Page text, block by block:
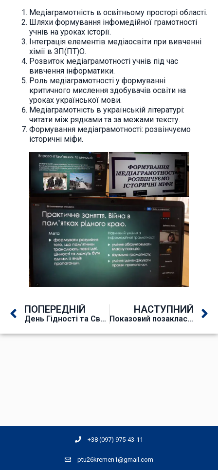
Медіаграмотність в освітньому просторі області.
Шляхи формування інфомедійної грамотності
учнів на уроках історії.
Інтеграція елементів медіаосвіти при вивченні
хімії в ЗП(ПТ)О.
Розвиток медіаграмотності учнів під час
вивчення інформатики.
Роль медіаграмотності у формуванні
критичного мислення здобувачів освіти на
уроках української мови.
Медіаграмотність в українській літературі:
читати між рядками та за межами тексту.
Формування медіаграмотності: розвінчуємо
історичні міфи.
ПОПЕРЕДНІЙ
День Гідності та Свободи
НАСТУПНИЙ
Показовий позакласний захід «І плакала свіча в скорботі»
+38 (097) 975-43-11
ptu26kremen1@gmail.com